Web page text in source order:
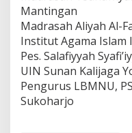
Mantingan
Madrasah Aliyah Al-
Institut Agama Islam
Pes. Salafiyyah
UIN Sunan Kalijaga
Pengurus LBMNU,
Sukoharjo